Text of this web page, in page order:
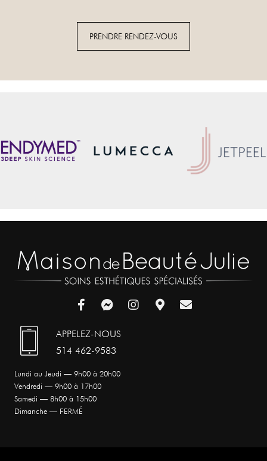
PRENDRE RENDEZ-VOUS
APPELEZ-NOUS
514 462-9583
Lundi au Jeudi — 9h00 à 20h00
Vendredi — 9h00 à 17h00
Samedi — 8h00 à 15h00
Dimanche — FERMÉ